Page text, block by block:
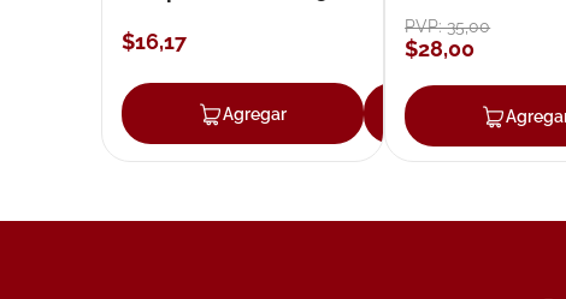
$16,17
Agregar Agregar
loción 59 ml
PVP:35,00
$28,00